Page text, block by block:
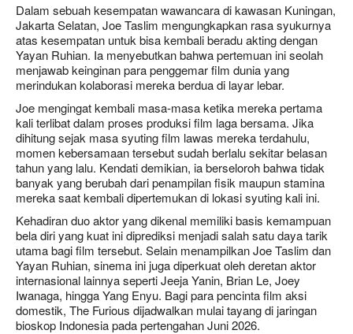
Dalam sebuah kesempatan wawancara di kawasan Kuningan,
Jakarta Selatan, Joe Taslim mengungkapkan rasa syukurnya
atas kesempatan untuk bisa kembali beradu akting dengan
Yayan Ruhian. Ia menyebutkan bahwa pertemuan ini seolah
menjawab keinginan para penggemar film dunia yang
merindukan kolaborasi mereka berdua di layar lebar.
Joe mengingat kembali masa-masa ketika mereka pertama
kali terlibat dalam proses produksi film laga bersama. Jika
dihitung sejak masa syuting film lawas mereka terdahulu,
momen kebersamaan tersebut sudah berlalu sekitar belasan
tahun yang lalu. Kendati demikian, ia berseloroh bahwa tidak
banyak yang berubah dari penampilan fisik maupun stamina
mereka saat kembali dipertemukan di lokasi syuting kali ini.
Kehadiran duo aktor yang dikenal memiliki basis kemampuan
bela diri yang kuat ini diprediksi menjadi salah satu daya tarik
utama bagi film tersebut. Selain menampilkan Joe Taslim dan
Yayan Ruhian, sinema ini juga diperkuat oleh deretan aktor
internasional lainnya seperti Jeeja Yanin, Brian Le, Joey
Iwanaga, hingga Yang Enyu. Bagi para pencinta film aksi
domestik, The Furious dijadwalkan mulai tayang di jaringan
bioskop Indonesia pada pertengahan Juni 2026.